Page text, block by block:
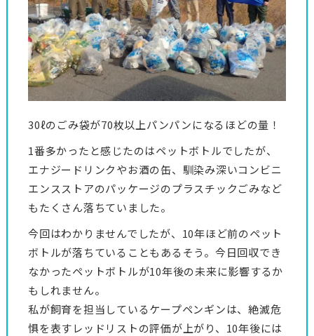
30ℓのごみ袋が70枚以上パンパンになるほどの量！
1番多かったと感じたのはペットボトルでしたが、
エナジードリンクやお酒の缶、馴染み深いコンビニ
エンスストアのパッケージのプラスチックごみなど
もたくさん落ちていました。
今回はわかりませんでしたが、10年ほど前のペット
ボトルが落ちていることもあるそう。今日回収でき
なかったペットボトルが10年後の未来に影響するか
もしれません。
私が飼育を担当しているケープペンギンは、絶滅危
惧を表すレッドリストの評価が上がり、10年後には